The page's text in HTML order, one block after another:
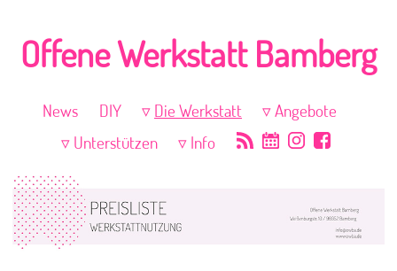
Offene Werkstatt Bamberg
News DIY Die Werkstatt
Angebote
Unterstützen
Info